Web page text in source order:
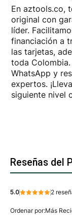
En aztools.co,
original con
líder.
financiación a
las tarjetas,
toda
WhatsApp y
expertos.
siguiente nivel
Reseñas del
5.0 2
Ordenar por:Más